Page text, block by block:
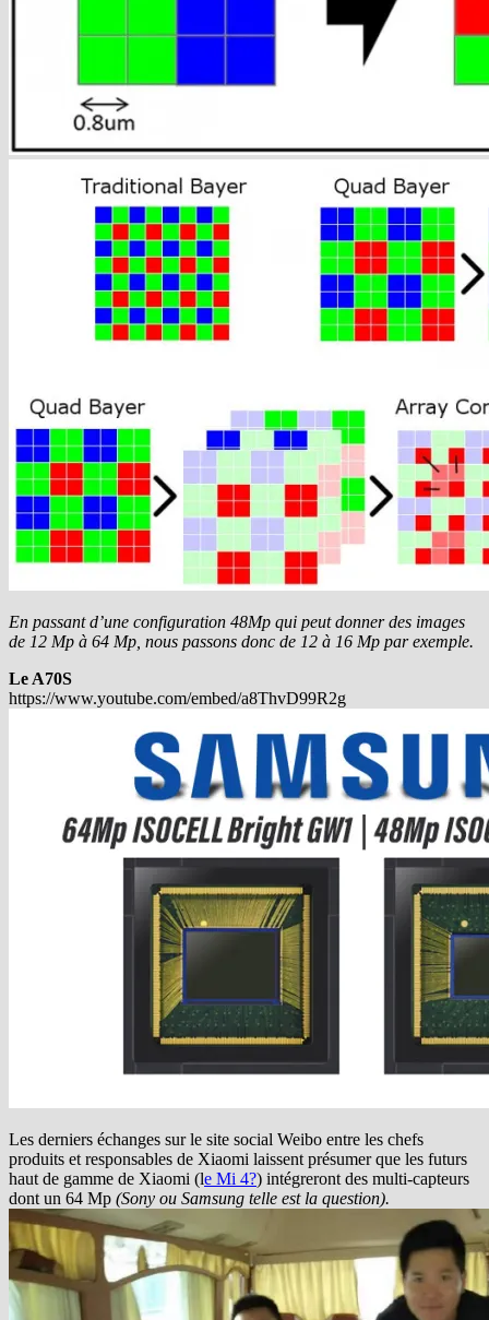
En passant d’une configuration 48Mp qui peut donner des images
de 12 Mp à 64 Mp, nous passons donc de 12 à 16 Mp par exemple.
Le A70S
https://www.youtube.com/embed/a8ThvD99R2g
Les derniers échanges sur le site social Weibo entre les chefs
produits et responsables de Xiaomi laissent présumer que les futurs
haut de gamme de Xiaomi (le Mi 4?) intégreront des multi-capteurs
dont un 64 Mp (Sony ou Samsung telle est la question).